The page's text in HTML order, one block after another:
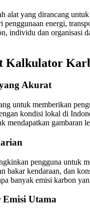
alat yang dirancang
penggunaan energi,
individu dan organisasi
Kalkulator
Akurat
untuk memberikan
kondisi lokal di
mendapatkan gambaran
pengguna untuk
bakar kendaraan, dan
banyak emisi karbon
Utama